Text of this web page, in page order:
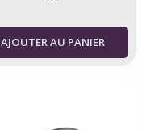
AJOUTER AU PANIER